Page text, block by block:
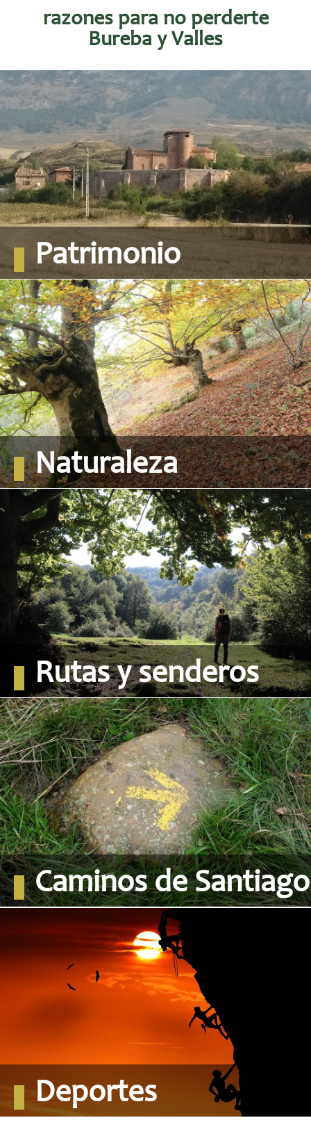
razones para no perderte
Bureba y Valles
Patrimonio
Naturaleza
Rutas y senderos
Caminos de Santiago
Deportes